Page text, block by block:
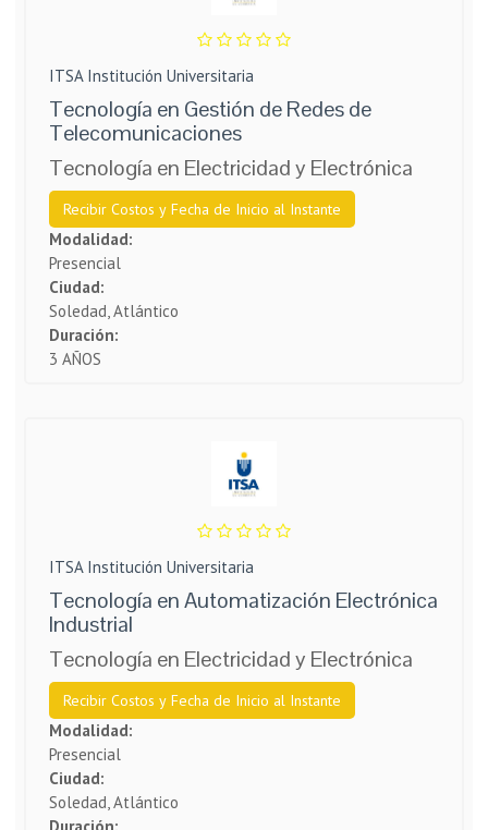
ITSA Institución Universitaria
Tecnología en Gestión de Redes de
Telecomunicaciones
Tecnología en Electricidad y Electrónica
Recibir Costos y Fecha de Inicio al Instante
Modalidad:
Presencial
Ciudad:
Soledad, Atlántico
Duración:
3 AÑOS
ITSA Institución Universitaria
Tecnología en Automatización Electrónica
Industrial
Tecnología en Electricidad y Electrónica
Recibir Costos y Fecha de Inicio al Instante
Modalidad:
Presencial
Ciudad:
Soledad, Atlántico